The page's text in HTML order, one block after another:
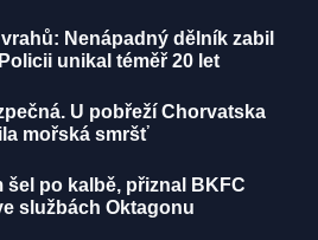
Nenápadný dělník zabil
unikal téměř 20 let
U pobřeží Chorvatska
mořská smršť
šel po kalbě, přiznal BKFC
službách Oktagonu